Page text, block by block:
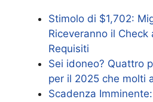
Stimolo di $1,702:
Riceveranno il
Requisiti
Sei idoneo? Quattro
per il 2025 che molti
Scadenza